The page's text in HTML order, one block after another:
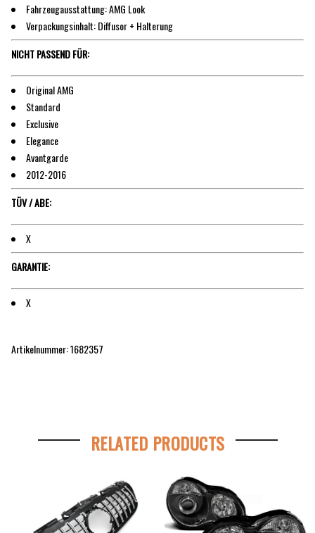
Fahrzeugausstattung: AMG Look
Verpackungsinhalt: Diffusor + Halterung
NICHT PASSEND FÜR:
Original AMG
Standard
Exclusive
Elegance
Avantgarde
2012-2016
TÜV / ABE:
X
GARANTIE:
X
Artikelnummer: 1682357
RELATED PRODUCTS